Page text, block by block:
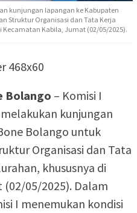
kunjungan lapangan ke Kabupaten
Struktur Organisasi dan Tata Kerja
Kecamatan Kabila, Jumat (02/05/2025).
Bolango – Komisi I
kunjungan
Bolango untuk
Organisasi dan Tata
khususnya di
05/2025). Dalam
I menemukan kondisi